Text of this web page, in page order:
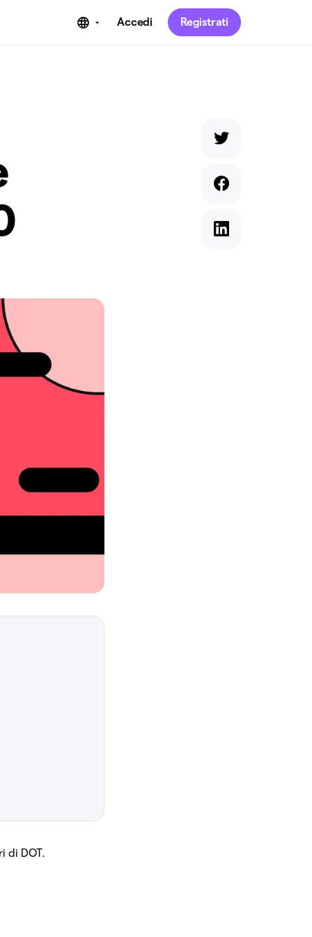
Accedi Registrati
di DOT.